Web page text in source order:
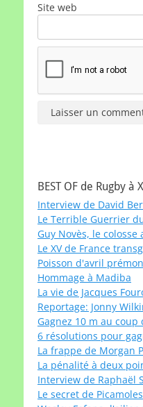
Site web
BEST OF de Rugby à
Interview de David
Le Terrible Guerrier
Guy Novès, le
Le XV de France
Poisson d'avril
Hommage à Madiba
La vie de Jacques
Reportage: Jonny
Gagnez 10 m au coup
6 résolutions pour
La frappe de Morgan
La pénalité à deux
Interview de Raphaël
Le secret de Picamoles